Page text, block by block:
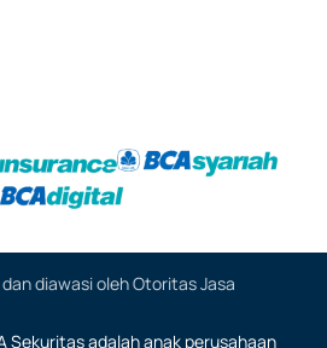
diawasi oleh Otoritas Jasa
Sekuritas adalah anak perusahaan